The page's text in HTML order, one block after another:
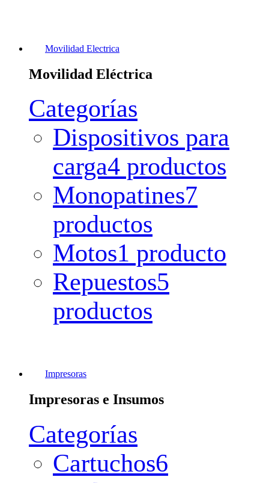
Movilidad Electrica
Movilidad Eléctrica
Categorías
Dispositivos para
carga4 productos
Monopatines7
productos
Motos1 producto
Repuestos5
productos
Impresoras
Impresoras e Insumos
Categorías
Cartuchos6